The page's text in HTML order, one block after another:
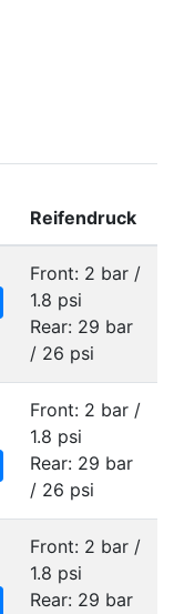
Reifendruck
Front: 2 bar /
1.8 psi
Rear: 29 bar
/ 26 psi
Front: 2 bar /
1.8 psi
Rear: 29 bar
/ 26 psi
Front: 2 bar /
1.8 psi
Rear: 29 bar